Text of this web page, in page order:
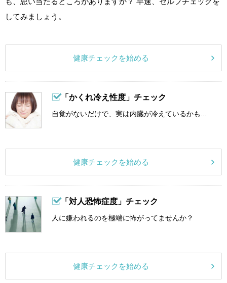
してみましょう。
健康チェックを始める
「かくれ冷え性度」チェック
自覚がないだけで、実は内臓が冷えているかも...
健康チェックを始める
「対人恐怖症度」チェック
人に嫌われるのを極端に怖がってませんか？
健康チェックを始める